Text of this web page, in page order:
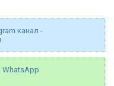
канал -
WhatsApp